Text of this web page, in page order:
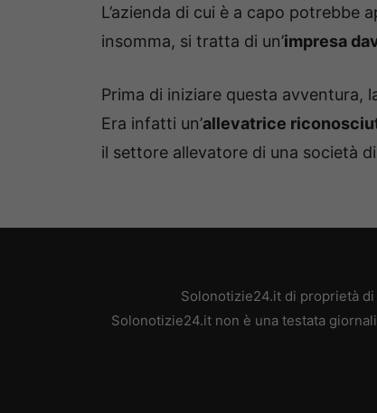
L’azienda di cui è a capo potrebbe
insomma, si tratta di un’impresa
Prima di iniziare questa avventura,
Era infatti un’allevatrice
il settore allevatore di una società
Solonotizie24.it di proprietà di
Solonotizie24.it non è una testata